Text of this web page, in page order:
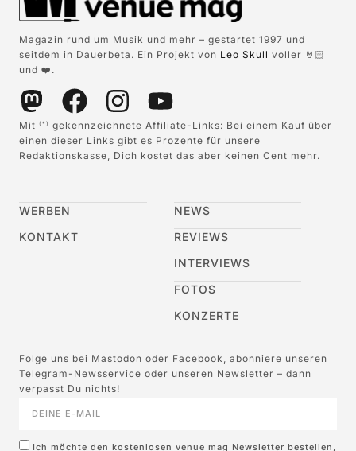
Magazin rund um Musik und mehr – gestartet 1997 und
seitdem in Dauerbeta. Ein Projekt von Leo Skull voller 🤘🏻
und ❤️.
Mit (*)
gekennzeichnete Affiliate-Links: Bei einem Kauf über
einen dieser Links gibt es Prozente für unsere
Redaktionskasse, Dich kostet das aber keinen Cent mehr.
WERBEN
KONTAKT
NEWS
REVIEWS
INTERVIEWS
FOTOS
KONZERTE
Folge uns bei Mastodon oder Facebook, abonniere unseren
Telegram-Newsservice oder unseren Newsletter – dann
verpasst Du nichts!
Ich möchte den kostenlosen venue mag Newsletter bestellen,